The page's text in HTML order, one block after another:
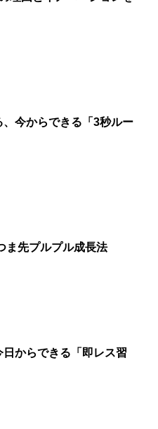
今からできる「3秒ルー
ま先プルプル成長法
からできる「即レス習